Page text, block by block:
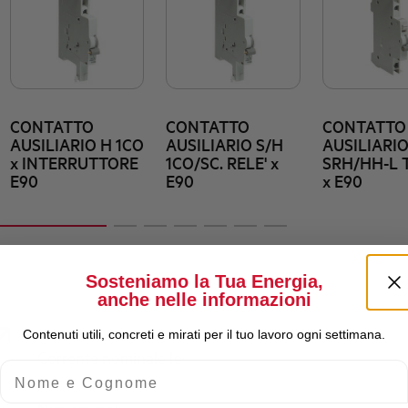
CONTATTO
AUSILIARIO H 1CO
x INTERRUTTORE
E90
CONTATTO
AUSILIARIO S/H
1CO/SC. RELE' x
E90
CONTATTO
AUSILIARIO
SRH/HH-L
x E90
Sosteniamo la Tua Energia,
anche nelle informazioni
Contenuti utili, concreti e mirati per il tuo lavoro ogni settimana.